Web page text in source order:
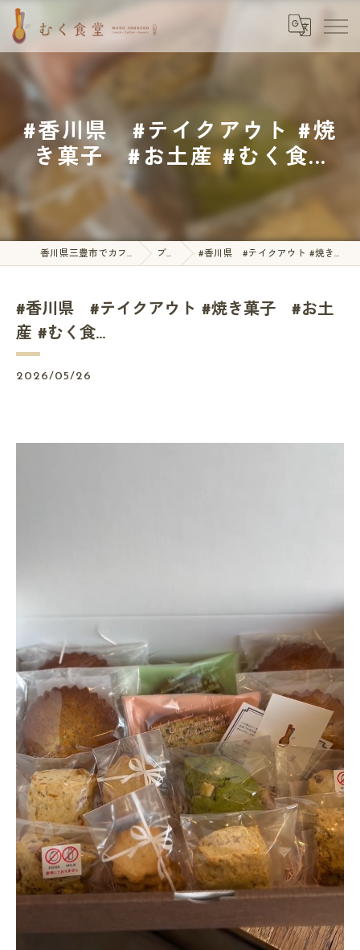
#香川県 #テイクアウト #焼
き菓子 #お土産 #むく食...
香川県三豊市でカフェならむく食堂 ブログ #香川県 #テイクアウト #焼き菓子 #お土産 #むく食...
#香川県 #テイクアウト #焼き菓子 #お土
産 #むく食...
2026/05/26